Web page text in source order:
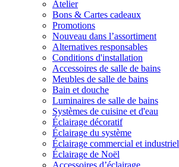
Atelier
Bons & Cartes cadeaux
Promotions
Nouveau dans l’assortiment
Alternatives responsables
Conditions d'installation
Accessoires de salle de bains
Meubles de salle de bains
Bain et douche
Luminaires de salle de bains
Systèmes de cuisine et d'eau
Éclairage décoratif
Éclairage du système
Éclairage commercial et industriel
Éclairage de Noël
Accessoires d’éclairage